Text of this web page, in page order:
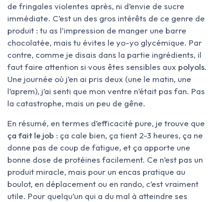
de fringales violentes après, ni d’envie de sucre
immédiate. C’est un des gros intérêts de ce genre de
produit : tu as l’impression de manger une barre
chocolatée, mais tu évites le yo-yo glycémique. Par
contre, comme je disais dans la partie ingrédients, il
faut faire attention si vous êtes sensibles aux polyols.
Une journée où j’en ai pris deux (une le matin, une
l’aprem), j’ai senti que mon ventre n’était pas fan. Pas
la catastrophe, mais un peu de gêne.
En résumé, en termes d’efficacité pure, je trouve que
ça fait le job : ça cale bien, ça tient 2-3 heures, ça ne
donne pas de coup de fatigue, et ça apporte une
bonne dose de protéines facilement. Ce n’est pas un
produit miracle, mais pour un encas pratique au
boulot, en déplacement ou en rando, c’est vraiment
utile. Pour quelqu’un qui a du mal à atteindre ses